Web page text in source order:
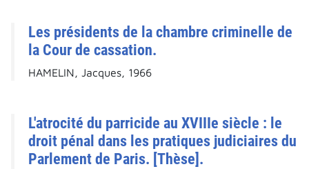
Les présidents de la chambre criminelle de
la Cour de cassation.
HAMELIN, Jacques, 1966
L'atrocité du parricide au XVIIIe siècle : le
droit pénal dans les pratiques judiciaires du
Parlement de Paris. [Thèse].